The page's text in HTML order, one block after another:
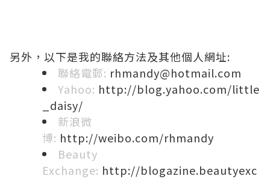
另外，以下是我的聯絡方法及其他個人網址:
聯絡電郵: rhmandy@hotmail.com
Yahoo: http://blog.yahoo.com/little
_daisy/
新浪微
博: http://weibo.com/rhmandy
Beauty
Exchange: http://blogazine.beautyexc